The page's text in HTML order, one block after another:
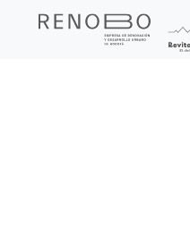
Sitio Web
Noticias